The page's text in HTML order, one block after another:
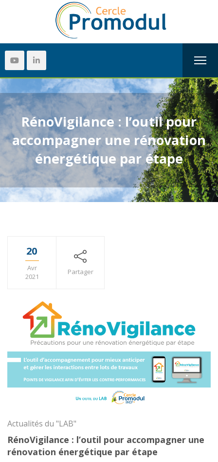
RénoVigilance : l’outil pour
accompagner une rénovation
énergétique par étape
20
Avr
2021
Partager
Actualités du "LAB"
RénoVigilance : l’outil pour accompagner une
rénovation énergétique par étape